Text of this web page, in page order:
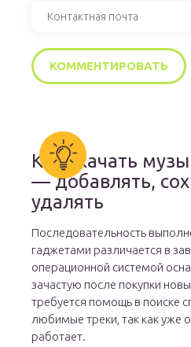
Как скачать
— добавлять,
удалять
Последовательность
гаджетами различается в
операционной системой
зачастую после покупки
требуется помощь в поиске
любимые треки, так как уже
работает.